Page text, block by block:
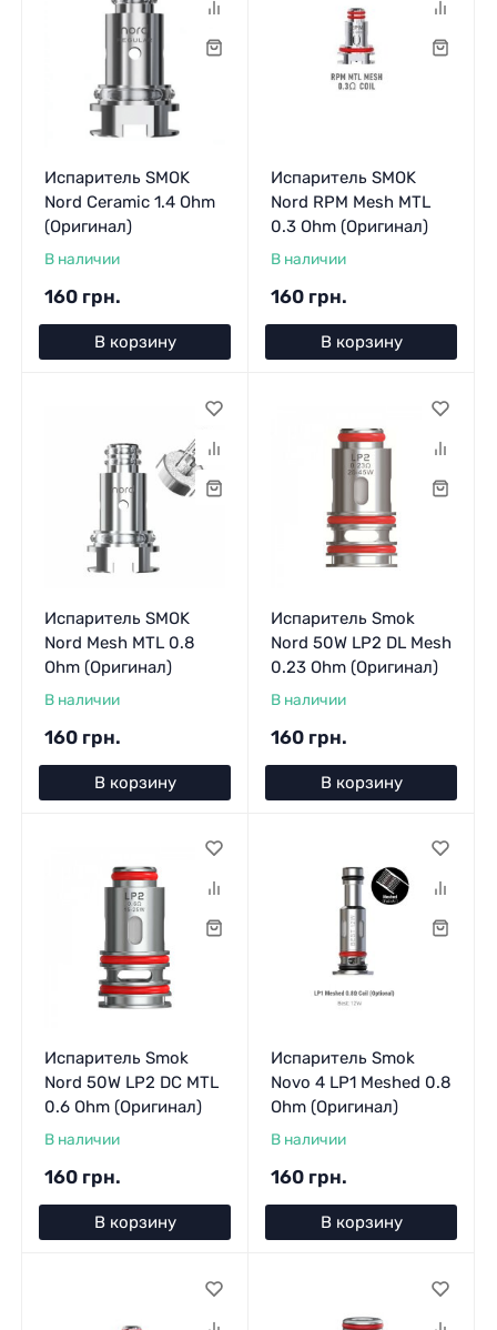
Испаритель SMOK
Nord Ceramic 1.4 Ohm
(Оригинал)
В наличии
160 грн.
В корзину
Испаритель SMOK
Nord RPM Mesh MTL
0.3 Ohm (Оригинал)
В наличии
160 грн.
В корзину
Испаритель SMOK
Nord Mesh MTL 0.8
Ohm (Оригинал)
В наличии
160 грн.
В корзину
Испаритель Smok
Nord 50W LP2 DL Mesh
0.23 Ohm (Оригинал)
В наличии
160 грн.
В корзину
Испаритель Smok
Nord 50W LP2 DC MTL
0.6 Ohm (Оригинал)
В наличии
160 грн.
В корзину
Испаритель Smok
Novo 4 LP1 Meshed 0.8
Ohm (Оригинал)
В наличии
160 грн.
В корзину